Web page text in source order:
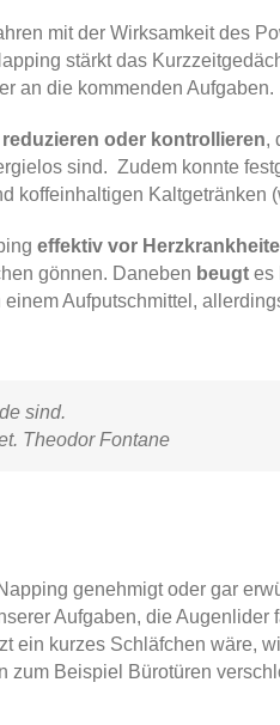
mit der Wirksamkeit des
stärkt das
an die kommenden Aufgaben.
oder kontrollieren,
sind. Zudem konnte
koffeinhaltigen Kaltgetränken
effektiv vor
gönnen. Daneben beugt es
Aufputschmittel,
sind.
Theodor Fontane
genehmigt oder gar
Aufgaben, die
ein kurzes Schläfchen wäre,
Beispiel Bürotüren